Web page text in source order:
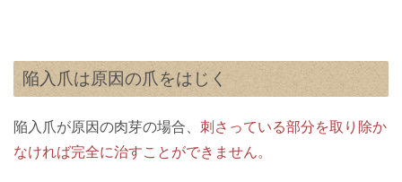
陥入爪は原因の爪をはじく
陥入爪が原因の肉芽の場合、 刺さっている部分を取り除か
なければ完全に治すことができません。